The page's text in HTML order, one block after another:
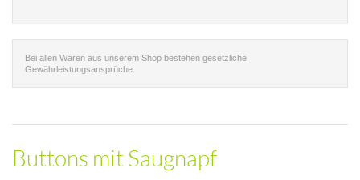
Bei allen Waren aus unserem Shop bestehen gesetzliche
Gewährleistungsansprüche.
Buttons mit Saugnapf